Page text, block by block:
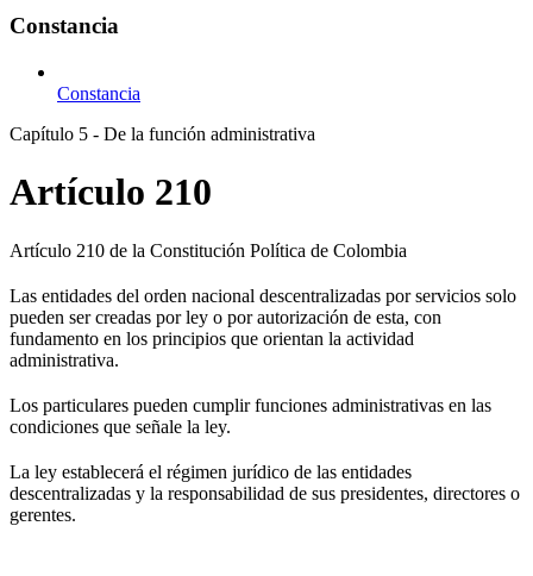
Constancia
Constancia
Capítulo 5 - De la función administrativa
Artículo 210
Artículo 210 de la Constitución Política de Colombia
Las entidades del orden nacional descentralizadas por servicios solo
pueden ser creadas por ley o por autorización de esta, con
fundamento en los principios que orientan la actividad
administrativa.
Los particulares pueden cumplir funciones administrativas en las
condiciones que señale la ley.
La ley establecerá el régimen jurídico de las entidades
descentralizadas y la responsabilidad de sus presidentes, directores o
gerentes.